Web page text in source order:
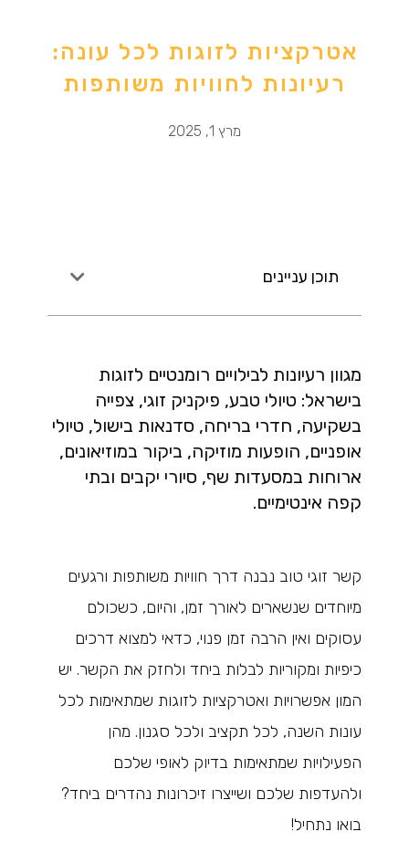
אטרקציות לזוגות לכל עונה:
רעיונות לחוויות משותפות
מרץ 1, 2025
תוכן עניינים
מגוון רעיונות לבילויים רומנטיים לזוגות
בישראל: טיולי טבע, פיקניק זוגי, צפייה
בשקיעה, חדרי בריחה, סדנאות בישול, טיולי
אופניים, הופעות מוזיקה, ביקור במוזיאונים,
ארוחות במסעדות שף, סיורי יקבים ובתי
קפה אינטימיים.
קשר זוגי טוב נבנה דרך חוויות משותפות ורגעים
מיוחדים שנשארים לאורך זמן, והיום, כשכולם
עסוקים ואין הרבה זמן פנוי, כדאי למצוא דרכים
כיפיות ומקוריות לבלות ביחד ולחזק את הקשר. יש
המון אפשרויות ואטרקציות לזוגות שמתאימות לכל
עונות השנה, לכל תקציב ולכל סגנון. מהן
הפעילויות שמתאימות בדיוק לאופי שלכם
ולהעדפות שלכם ושייצרו זיכרונות נהדרים ביחד?
בואו נתחיל!